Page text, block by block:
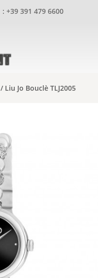
: +39 391 479 6600
/ Liu Jo Bouclè TLJ2005